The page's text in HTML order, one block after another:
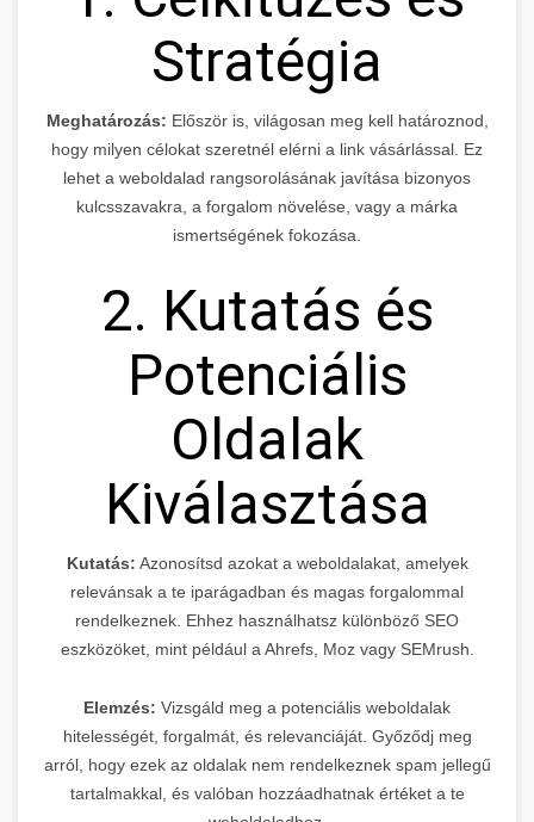
Stratégia
Meghatározás: Először is, világosan meg kell határoznod,
hogy milyen célokat szeretnél elérni a link vásárlással. Ez
lehet a weboldalad rangsorolásának javítása bizonyos
kulcsszavakra, a forgalom növelése, vagy a márka
ismertségének fokozása.
2. Kutatás és
Potenciális
Oldalak
Kiválasztása
Kutatás: Azonosítsd azokat a weboldalakat, amelyek
relevánsak a te iparágadban és magas forgalommal
rendelkeznek. Ehhez használhatsz különböző SEO
eszközöket, mint például a Ahrefs, Moz vagy SEMrush.
Elemzés: Vizsgáld meg a potenciális weboldalak
hitelességét, forgalmát, és relevanciáját. Győződj meg
arról, hogy ezek az oldalak nem rendelkeznek spam jellegű
tartalmakkal, és valóban hozzáadhatnak értéket a te